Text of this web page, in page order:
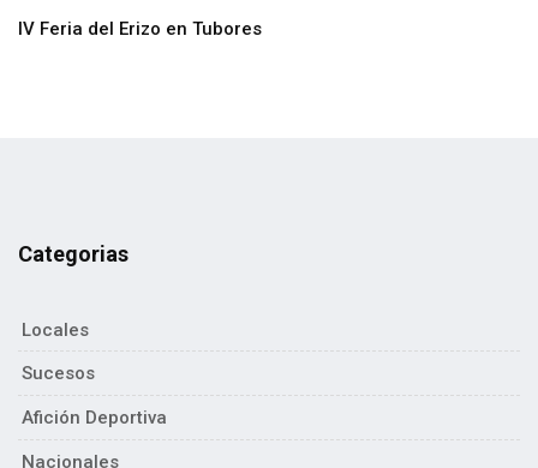
IV Feria del Erizo en Tubores
Categorias
Locales
Sucesos
Afición Deportiva
Nacionales